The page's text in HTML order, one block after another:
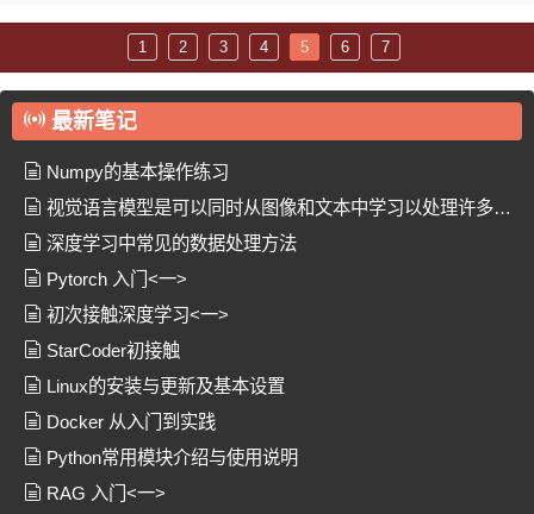
1 2 3 4 5 6 7
最新笔记
Numpy的基本操作练习
视觉语言模型是可以同时从图像和文本中学习以处理许多任
务的模型
深度学习中常见的数据处理方法
Pytorch 入门<一>
初次接触深度学习<一>
StarCoder初接触
Linux的安装与更新及基本设置
Docker 从入门到实践
Python常用模块介绍与使用说明
RAG 入门<一>